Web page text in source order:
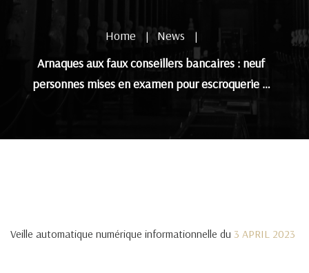
Home | News |
Arnaques aux faux conseillers bancaires : neuf
personnes mises en examen pour escroquerie …
Veille automatique numérique informationnelle du 3 APRIL 2023